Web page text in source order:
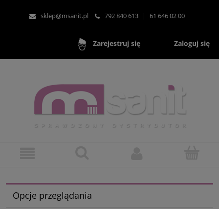
sklep@msanit.pl 792 840 613 | 61 646 02 00
Zarejestruj się Zaloguj się
Opcje przeglądania